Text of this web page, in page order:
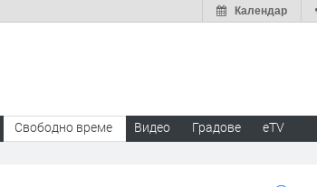
Календар
Свободно време Видео Градове eTV